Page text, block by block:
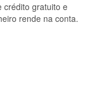
rende na conta.